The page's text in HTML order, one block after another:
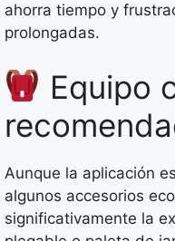
ahorra tiempo y
prolongadas.
Equipo
Aunque la aplicación
algunos accesorios
significativamente la